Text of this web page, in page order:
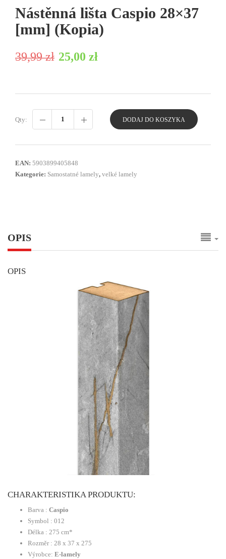
Nástěnná lišta Caspio 28×37
[mm] (Kopia)
39,99zł Pierwotna cena wynosiła: 39,99 zł.
25,00 zł
Qty: DODAJ DO KOSZYKA
EAN: 5903899405848
Kategorie: Samostatné lamely, velké lamely
OPIS
OPIS
CHARAKTERISTIKA PRODUKTU:
Barva : Caspio
Symbol : 012
Délka : 275 cm*
Rozměr : 28 x 37 x 275
Výrobce: E-lamely